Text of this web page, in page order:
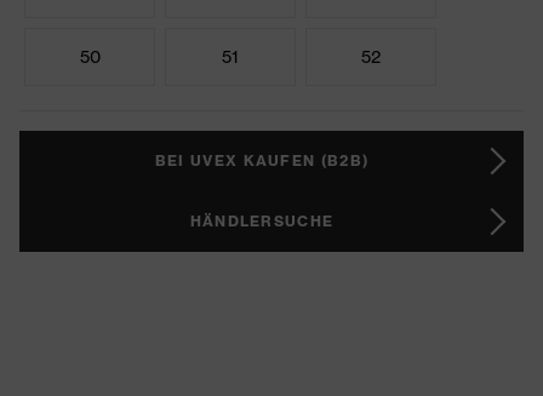
50 51 52
BEI UVEX KAUFEN (B2B)
HÄNDLERSUCHE